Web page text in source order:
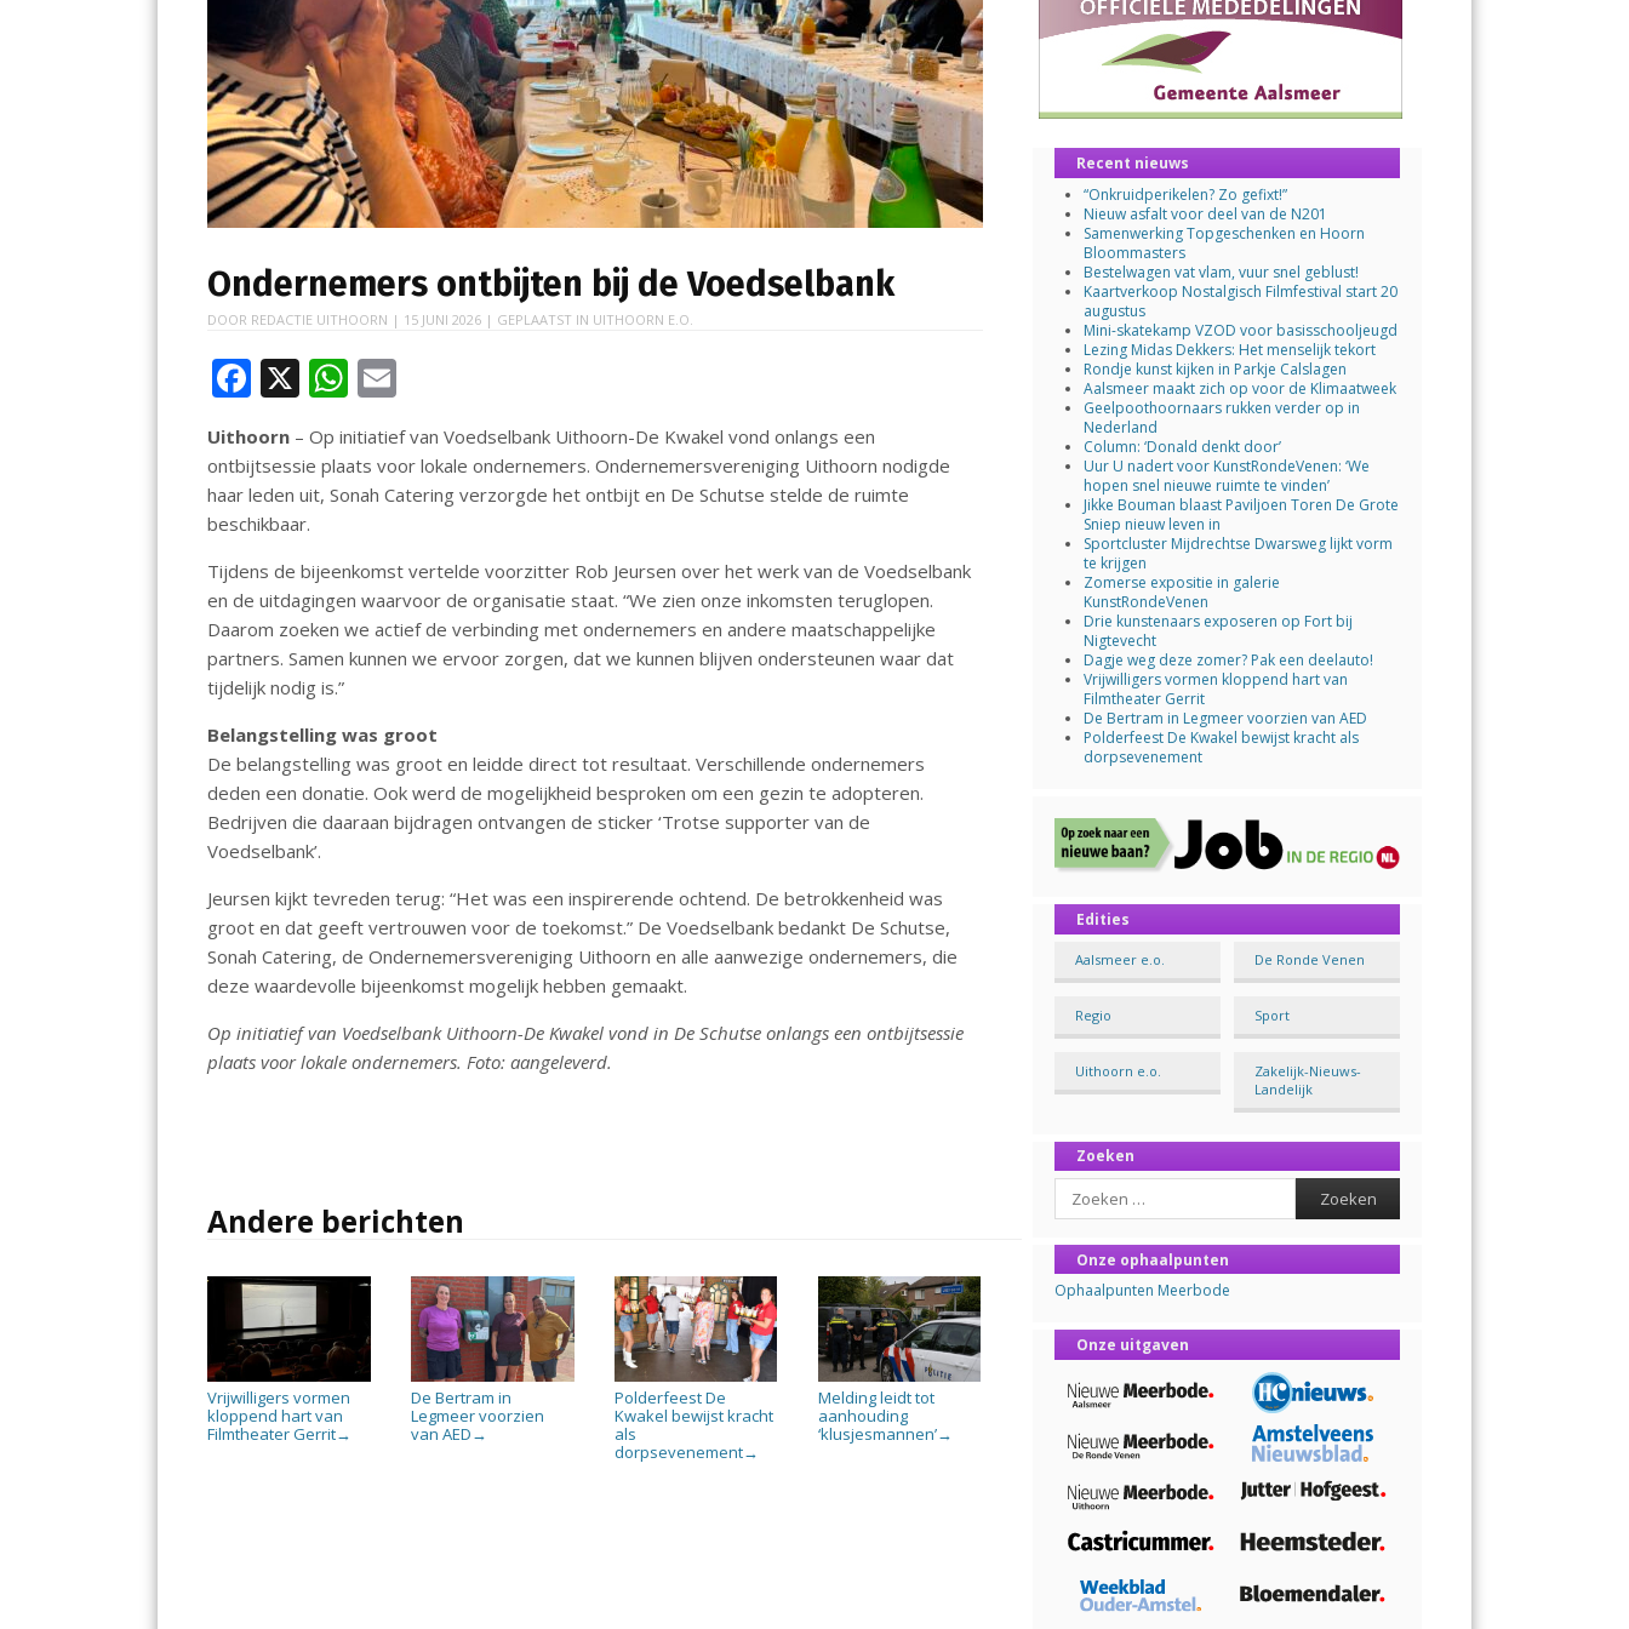
Ondernemers ontbijten bij de Voedselbank
DOOR REDACTIE UITHOORN | 15 JUNI 2026 | GEPLAATST IN UITHOORN E.O.
F
ac
e
b
o
o
k
X W
h
at
s
p
p
ai
l
Uithoorn – Op initiatief van Voedselbank Uithoorn-De Kwakel vond onlangs een
ontbijtsessie plaats voor lokale ondernemers. Ondernemersvereniging Uithoorn nodigde
haar leden uit, Sonah Catering verzorgde het ontbijt en De Schutse stelde de ruimte
beschikbaar.
Tijdens de bijeenkomst vertelde voorzitter Rob Jeursen over het werk van de Voedselbank
en de uitdagingen waarvoor de organisatie staat. “We zien onze inkomsten teruglopen.
Daarom zoeken we actief de verbinding met ondernemers en andere maatschappelijke
partners. Samen kunnen we ervoor zorgen, dat we kunnen blijven ondersteunen waar dat
tijdelijk nodig is.”
Belangstelling was groot
De belangstelling was groot en leidde direct tot resultaat. Verschillende ondernemers
deden een donatie. Ook werd de mogelijkheid besproken om een gezin te adopteren.
Bedrijven die daaraan bijdragen ontvangen de sticker ‘Trotse supporter van de
Voedselbank’.
Jeursen kijkt tevreden terug: “Het was een inspirerende ochtend. De betrokkenheid was
groot en dat geeft vertrouwen voor de toekomst.” De Voedselbank bedankt De Schutse,
Sonah Catering, de Ondernemersvereniging Uithoorn en alle aanwezige ondernemers, die
deze waardevolle bijeenkomst mogelijk hebben gemaakt.
Op initiatief van Voedselbank Uithoorn-De Kwakel vond in De Schutse onlangs een ontbijtsessie
plaats voor lokale ondernemers. Foto: aangeleverd.
Andere berichten
Vrijwilligers vormen
kloppend hart van
Filmtheater Gerrit→
De Bertram in
Legmeer voorzien
van AED →
Polderfeest De
Kwakel bewijst kracht
als
dorpsevenement→
Melding leidt tot
aanhouding
‘klusjesmannen’→
Recent nieuws
“Onkruidperikelen? Zo gefixt!”
Nieuw asfalt voor deel van de N201
Samenwerking Topgeschenken en Hoorn
Bloommasters
Bestelwagen vat vlam, vuur snel geblust!
Kaartverkoop Nostalgisch Filmfestival start 20
augustus
Mini-skatekamp VZOD voor basisschooljeugd
Lezing Midas Dekkers: Het menselijk tekort
Rondje kunst kijken in Parkje Calslagen
Aalsmeer maakt zich op voor de Klimaatweek
Geelpoothoornaars rukken verder op in
Nederland
Column: ‘Donald denkt door’
Uur U nadert voor KunstRondeVenen: ‘We
hopen snel nieuwe ruimte te vinden’
Jikke Bouman blaast Paviljoen Toren De Grote
Sniep nieuw leven in
Sportcluster Mijdrechtse Dwarsweg lijkt vorm
te krijgen
Zomerse expositie in galerie
KunstRondeVenen
Drie kunstenaars exposeren op Fort bij
Nigtevecht
Dagje weg deze zomer? Pak een deelauto!
Vrijwilligers vormen kloppend hart van
Filmtheater Gerrit
De Bertram in Legmeer voorzien van AED
Polderfeest De Kwakel bewijst kracht als
dorpsevenement
Edities
Aalsmeer e.o. De Ronde Venen
Regio Sport
Uithoorn e.o.
Zakelijk-Nieuws-
Landelijk
Zoeken
Search
Onze ophaalpunten
Ophaalpunten Meerbode
Onze uitgaven